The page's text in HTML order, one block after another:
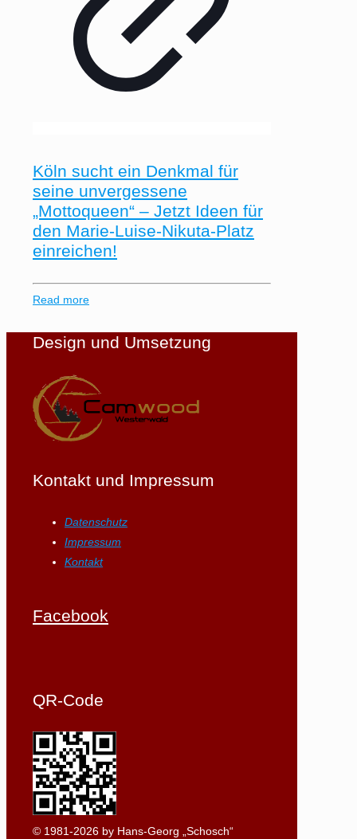
Köln sucht ein Denkmal für
seine unvergessene
„Mottoqueen“ – Jetzt Ideen für
den Marie-Luise-Nikuta-Platz
einreichen!
Read more
Design und Umsetzung
Kontakt und Impressum
Datenschutz
Impressum
Kontakt
Facebook
QR-Code
© 1981-2026 by Hans-Georg „Schosch“